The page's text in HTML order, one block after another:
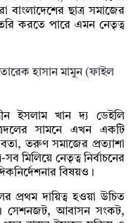
বাংলাদেশের ছাত্র সমাজের
করতে পারে এমন নেতৃত্ব
হাসান মামুন (ফাইল
ইসলাম খান দ্য ডেইলি
সামনে এখন একটি
তরুণ সমাজের প্রত্যাশা
মিলিয়ে নেতৃত্ব নির্বাচনের
বিষয়ও।
প্রথম দায়িত্ব হওয়া উচিত
সেশনজট, আবাসন সংকট,